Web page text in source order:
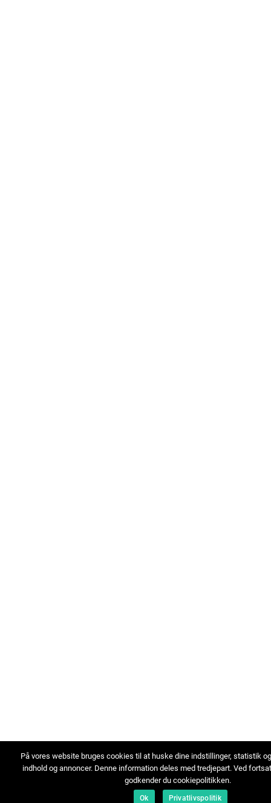
På vores website bruges cookies til at huske dine indstillinger, statistik
indhold og annoncer. Denne information deles med tredjepart. Ved
godkender du cookiepolitikken.
Ok Privatlivspolitik